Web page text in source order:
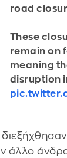
road
These
remain on
meaning
disruption
άλλο